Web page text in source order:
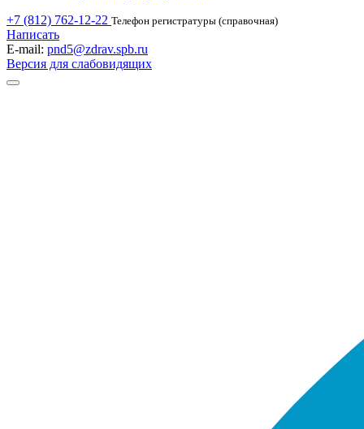
+7 (812) 762-12-22 Телефон регистратуры (справочная)
Написать
E-mail: pnd5@zdrav.spb.ru
Версия для слабовидящих